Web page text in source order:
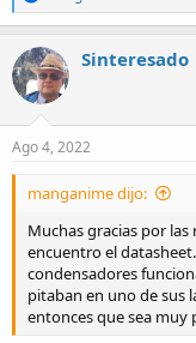
e
a
c
t
i
o
n
s
Sinteresado
Ago 4, 2022
manganime dijo:
Muchas gracias por
encuentro el
condensadores
pitaban en uno de sus
entonces que sea muy